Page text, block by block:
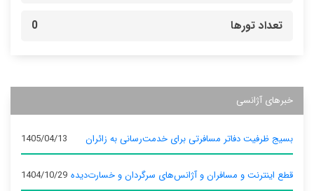
تعداد تورها 0
خبرهای آژانسی
بسیج ظرفیت دفاتر مسافرتی برای خدمت‌رسانی به زائران 1405/04/13
قطع اینترنت و مسافران و آژانس‌های سرگردان و خسارت‌دیده 1404/10/29